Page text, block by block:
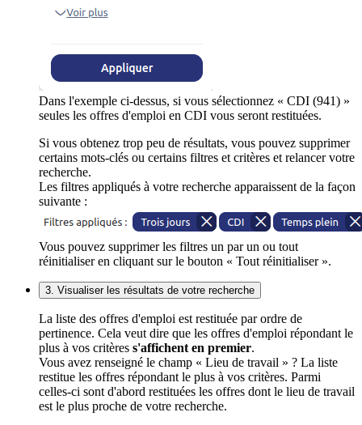
Dans l'exemple ci-dessus, si vous sélectionnez « CDI (941) »
seules les offres d'emploi en CDI vous seront restituées.
Si vous obtenez trop peu de résultats, vous pouvez supprimer
certains mots-clés ou certains filtres et critères et relancer votre
recherche.
Les filtres appliqués à votre recherche apparaissent de la façon
suivante :
Vous pouvez supprimer les filtres un par un ou tout
réinitialiser en cliquant sur le bouton « Tout réinitialiser ».
3. Visualiser les résultats de votre recherche
La liste des offres d'emploi est restituée par ordre de
pertinence. Cela veut dire que les offres d'emploi répondant le
plus à vos critères s'affichent en premier.
Vous avez renseigné le champ « Lieu de travail » ? La liste
restitue les offres répondant le plus à vos critères. Parmi
celles-ci sont d'abord restituées les offres dont le lieu de travail
est le plus proche de votre recherche.